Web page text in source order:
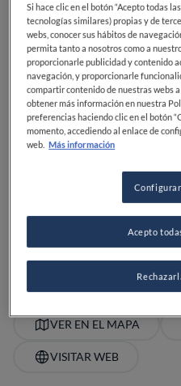
0 0
Viernes,
PRECIO
VER EN EL MAPA
VISITAR WEB
Si hace clic en el botón “Acepto todas
tecnologías similares) propias y de
webs, conocer sus hábitos de
permita tanto a nosotros como a
proporcionarle publicidad y contenido
navegación, y proporcionarle
compartir contenido de nuestras webs
obtener más información en nuestra
preferencias haciendo clic en el botón
momento, accediendo al enlace de
web. Más información
Acepto